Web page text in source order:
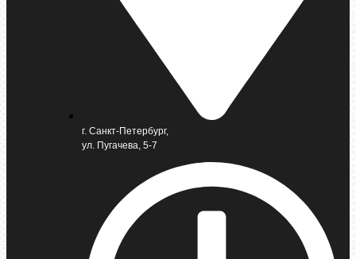
г. Санкт-Петербург,
ул. Пугачева, 5-7